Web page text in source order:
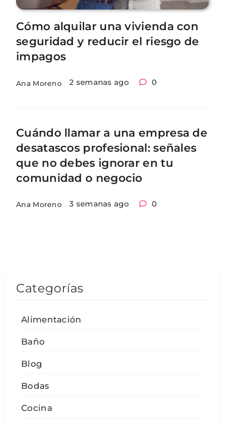
Cómo alquilar una vivienda con
seguridad y reducir el riesgo de
impagos
Ana Moreno 2 semanas ago 0
Cuándo llamar a una empresa de
desatascos profesional: señales
que no debes ignorar en tu
comunidad o negocio
Ana Moreno 3 semanas ago 0
Categorías
Alimentación
Baño
Blog
Bodas
Cocina